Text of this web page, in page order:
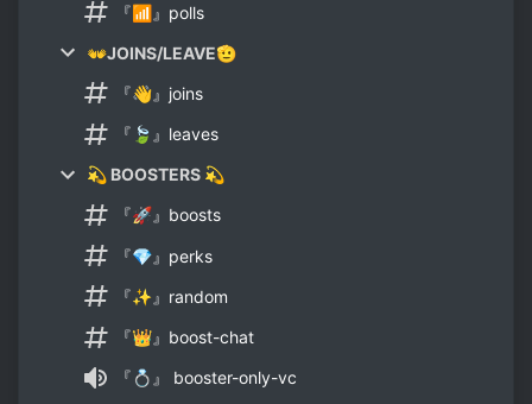
『📶』polls
👐JOINS/LEAVE🫡
『👋』joins
『🍃』leaves
💫 BOOSTERS 💫
『🚀』boosts
『💎』perks
『✨』random
『👑』boost-chat
『💍』 booster-only-vc